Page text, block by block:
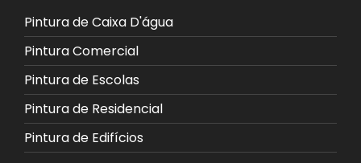
Pintura de Caixa D'água
Pintura Comercial
Pintura de Escolas
Pintura de Residencial
Pintura de Edifícios